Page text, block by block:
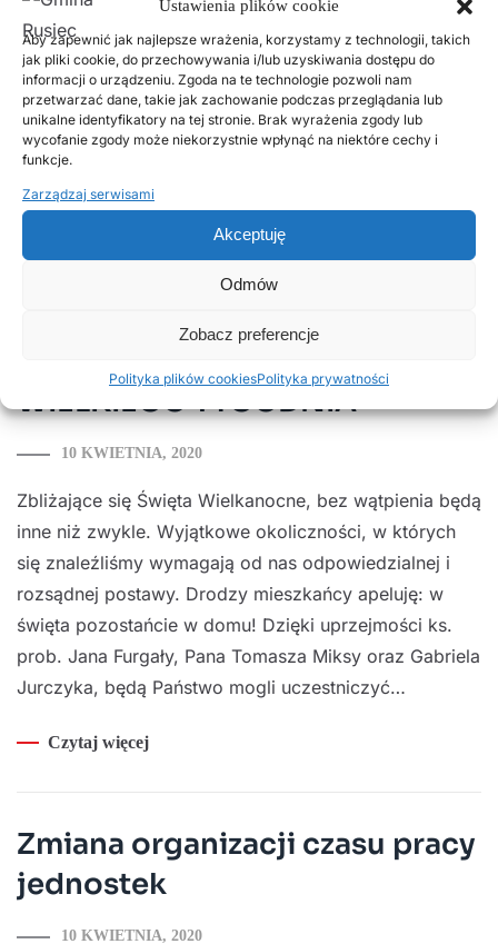
Ustawienia plików cookie
Aby zapewnić jak najlepsze wrażenia, korzystamy z technologii, takich
jak pliki cookie, do przechowywania i/lub uzyskiwania dostępu do
informacji o urządzeniu. Zgoda na te technologie pozwoli nam
przetwarzać dane, takie jak zachowanie podczas przeglądania lub
unikalne identyfikatory na tej stronie. Brak wyrażenia zgody lub
wycofanie zgody może niekorzystnie wpłynąć na niektóre cechy i
funkcje.
Zarządzaj serwisami
Akceptuję
Odmów
Zobacz preferencje
Polityka plików cookiesPolityka prywatności
BEZPŁATNE MASECZKI
OCHRONNE DLA
MIESZKAŃCÓW
14 KWIETNIA, 2020
Czytaj więcej
WIELKIEGO TYGODNIA
10 KWIETNIA, 2020
Zbliżające się Święta Wielkanocne, bez wątpienia będą
inne niż zwykle. Wyjątkowe okoliczności, w których
się znaleźliśmy wymagają od nas odpowiedzialnej i
rozsądnej postawy. Drodzy mieszkańcy apeluję: w
święta pozostańcie w domu! Dzięki uprzejmości ks.
prob. Jana Furgały, Pana Tomasza Miksy oraz Gabriela
Jurczyka, będą Państwo mogli uczestniczyć…
Czytaj więcej
Zmiana organizacji czasu pracy
jednostek
10 KWIETNIA, 2020